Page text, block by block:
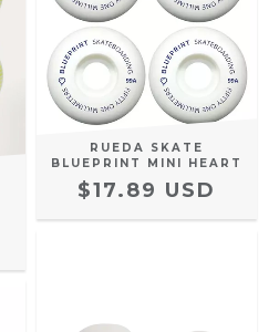
RUEDA SKATE
BLUEPRINT MINI HEART
$17.89 USD